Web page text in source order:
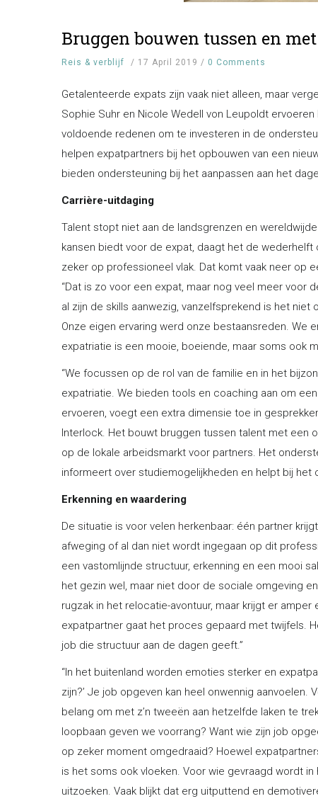
Bruggen bouwen tussen en
Reis & verblijf / 17 April 2019 / 0 Comments
Getalenteerde expats zijn vaak niet alleen, maar
Sophie Suhr en Nicole Wedell von Leupoldt
voldoende redenen om te investeren in de
helpen expatpartners bij het opbouwen van een
bieden ondersteuning bij het aanpassen aan het
Carrière-uitdaging
Talent stopt niet aan de landsgrenzen en
kansen biedt voor de expat, daagt het de
zeker op professioneel vlak. Dat komt vaak neer op
“Dat is zo voor een expat, maar nog veel meer voor
al zijn de skills aanwezig, vanzelfsprekend is het
Onze eigen ervaring werd onze bestaansreden. We
expatriatie is een mooie, boeiende, maar soms ook
“We focussen op de rol van de familie en in het
expatriatie. We bieden tools en coaching aan om
ervoeren, voegt een extra dimensie toe in
Interlock. Het bouwt bruggen tussen talent met een
op de lokale arbeidsmarkt voor partners. Het
informeert over studiemogelijkheden en helpt bij het
Erkenning en waardering
De situatie is voor velen herkenbaar: één partner
afweging of al dan niet wordt ingegaan op dit
een vastomlijnde structuur, erkenning en een mooi
het gezin wel, maar niet door de sociale omgeving
rugzak in het relocatie-avontuur, maar krijgt er
expatpartner gaat het proces gepaard met twijfels.
job die structuur aan de dagen geeft.”
“In het buitenland worden emoties sterker en
zijn?’ Je job opgeven kan heel onwennig
belang om met z’n tweeën aan hetzelfde laken te
loopbaan geven we voorrang? Want wie zijn job
op zeker moment omgedraaid? Hoewel
is het soms ook vloeken. Voor wie gevraagd wordt
uitzoeken. Vaak blijkt dat erg uitputtend en